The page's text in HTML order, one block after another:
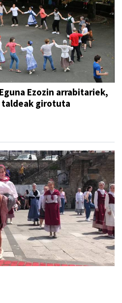
Ezozin arrabitariek,
girotuta